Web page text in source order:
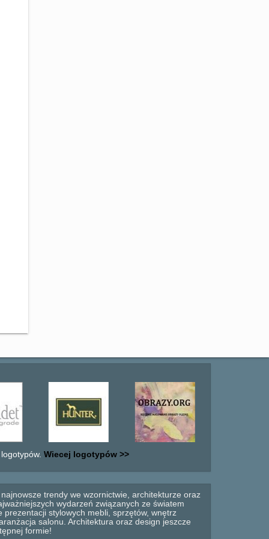
Wiecej logotypów >>
trendy we wzornictwie, architekturze oraz
wydarzeń związanych ze światem
stylowych mebli, sprzętów, wnętrz
salonu. Architektura oraz design jeszcze
formie!